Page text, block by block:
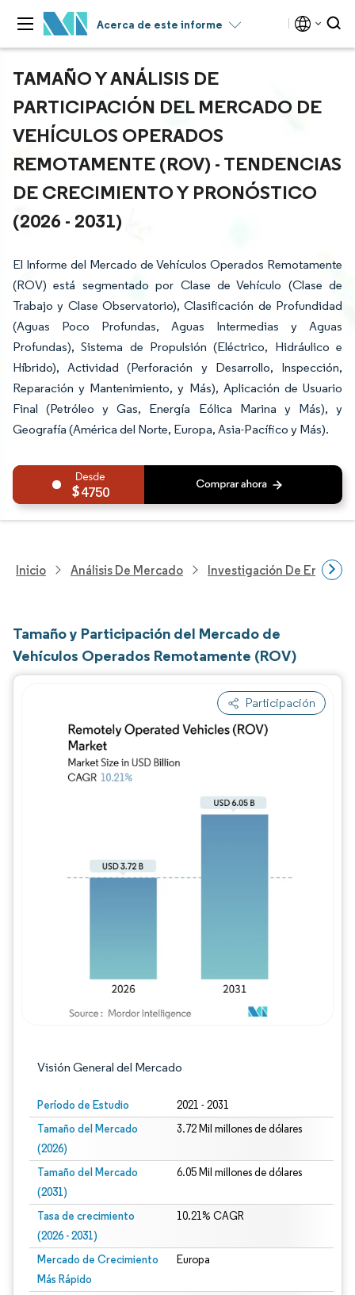
Acerca de este informe
TAMAÑO Y ANÁLISIS DE
PARTICIPACIÓN DEL MERCADO DE
VEHÍCULOS OPERADOS
REMOTAMENTE (ROV) - TENDENCIAS
DE CRECIMIENTO Y PRONÓSTICO
(2026 - 2031)
El Informe del Mercado de Vehículos Operados Remotamente
(ROV) está segmentado por Clase de Vehículo (Clase de
Trabajo y Clase Observatorio), Clasificación de Profundidad
(Aguas Poco Profundas, Aguas Intermedias y Aguas
Profundas), Sistema de Propulsión (Eléctrico, Hidráulico e
Híbrido), Actividad (Perforación y Desarrollo, Inspección,
Reparación y Mantenimiento, y Más), Aplicación de Usuario
Final (Petróleo y Gas, Energía Eólica Marina y Más), y
Geografía (América del Norte, Europa, Asia-Pacífico y Más).
4750
Inicio Análisis De Mercado Investigación De Energía
Tamaño y Participación del Mercado de
Vehículos Operados Remotamente (ROV)
Participación
Visión General del Mercado
Período de Estudio 2021 - 2031
Tamaño del Mercado
(2026)
3.72 Mil millones de dólares
Tamaño del Mercado
(2031)
6.05 Mil millones de dólares
Tasa de crecimiento
(2026 - 2031)
10.21% CAGR
Mercado de Crecimiento
Más Rápido
Europa
Imagen © Mordor Intelligence. El uso